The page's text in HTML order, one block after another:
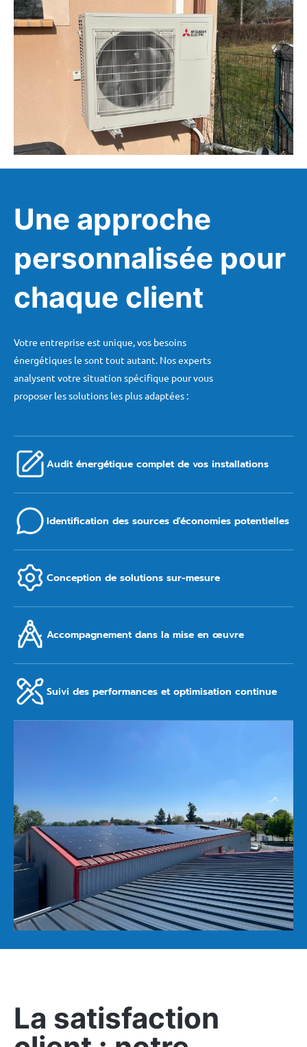
Une approche
personnalisée pour
chaque client
Votre entreprise est unique, vos besoins
énergétiques le sont tout autant. Nos experts
analysent votre situation spécifique pour vous
proposer les solutions les plus adaptées :
Audit énergétique complet de vos installations
Identification des sources d'économies potentielles
Conception de solutions sur-mesure
Accompagnement dans la mise en œuvre
Suivi des performances et optimisation continue
La satisfaction